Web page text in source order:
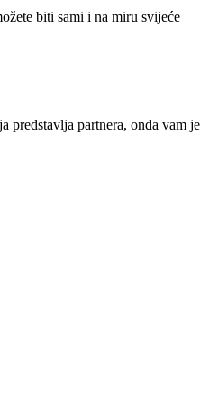
biti sami i na miru svijeće
predstavlja partnera, onda vam je